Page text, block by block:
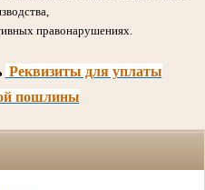
правонарушениях.
Реквизиты для уплаты
пошлины